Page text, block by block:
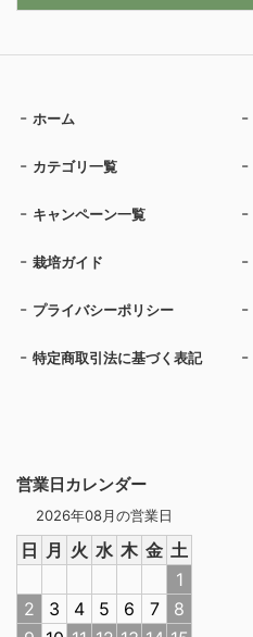
営業日カレンダー
2026年08月の営業日
日 月 火 水 木 金 土
1
2
3 4 5 6 7
8
ホーム
カテゴリ一覧
キャンペーン一覧
栽培ガイド
プライバシーポリシー
特定商取引法に基づく表記